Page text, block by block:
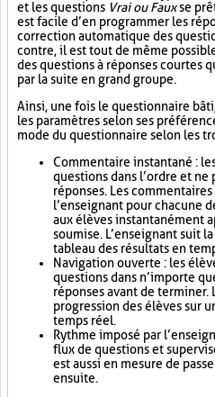
et les questions Vrai ou Fauxse
est facile d’en programmer les
correction automatique des
contre, il est tout de même
des questions à réponses courtes
par la suite en grand groupe.
Ainsi, une fois le questionnaire
les paramètres selon ses
mode du questionnaire selon les
Commentaire instantané :
questions dans l’ordre et
réponses. Les
l’enseignant pour chacune
aux élèves instantanément
soumise. L’enseignant suit
tableau des résultats en
Navigation ouverte : les
questions dans n’importe
réponses avant de terminer.
progression des élèves sur
temps réel.
Rythme imposé par
flux de questions et
est aussi en mesure de
ensuite.